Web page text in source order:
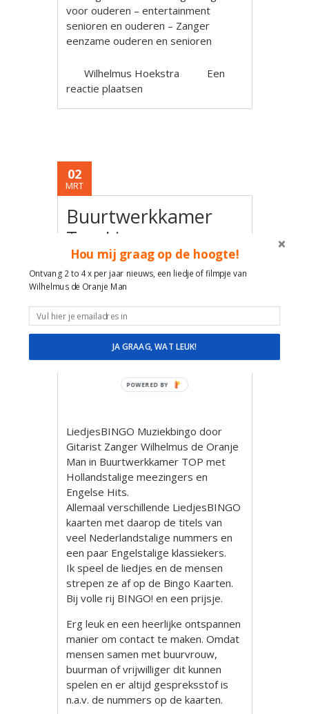
voor ouderen – entertainment
senioren en ouderen – Zanger
eenzame ouderen en senioren
Wilhelmus Hoekstra
Een
reactie plaatsen
02
MRT
Buurtwerkkamer
Top Live
Muziekbingo
Liedjesbingo
Wilhelmus de
Oranje Man – vr 17-
LiedjesBINGO Muziekbingo door
Gitarist Zanger Wilhelmus de Oranje
Man in Buurtwerkkamer TOP met
Hollandstalige meezingers en
Engelse Hits.
Allemaal verschillende LiedjesBINGO
kaarten met daarop de titels van
veel Nederlandstalige nummers en
een paar Engelstalige klassiekers.
Ik speel de liedjes en de mensen
strepen ze af op de Bingo Kaarten.
Bij volle rij BINGO! en een prijsje.
Erg leuk en een heerlijke ontspannen
manier om contact te maken. Omdat
mensen samen met buurvrouw,
buurman of vrijwilliger dit kunnen
spelen en er altijd gespreksstof is
n.a.v. de nummers op de kaarten.
Hou mij graag op de hoogte!
Ontvang 2 to 4 x per jaar nieuws, een liedje of filmpje van
Wilhelmus de Oranje Man
JA GRAAG, WAT LEUK!
POWERED BY